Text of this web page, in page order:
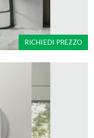
RICHIEDI PREZZO